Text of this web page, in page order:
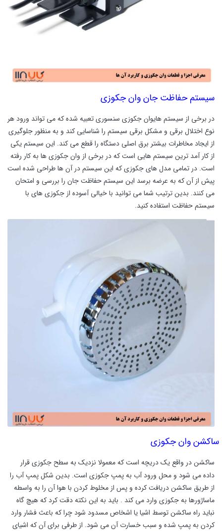
سیستم‌ حفاظت جان وان جکوزی
در برخی از سیستم هایوان جکوزی سنسوری تعبیه شده که می تواند ورود هر
نوع اختلال برقی و مشکل برقی سیستم را شناسایی کند و به منظور جلوگیری
از ایجاد مخاطرات بیشتر برق اصلی دستگاه را قطع می کند. این سیستم یکی
از کار آمد ترین سیستم هایی است که در برخی از وان جکوزی ها به کار رفته
است. در تمامی مدل های جکوزی که این سیستم در آن ها طراحی شده است
پیش از آن که به عرضه برسد این سیستم حفاظت جان را بررسی و امتحان
می کنند. بدین ترتیب شما می توانید با خیالی آسوده از جکوزی های با
سیستم حفاظت استفاده کنید.
وان جکوزی
ساکشن در واقع یک دریچه است که معمولا نزدیک به سطح جکوزی قرار
داده می شود و محل ورود آب به پمپ جکوزی است. بدین شکل پمپ آب را
از طریق ساکشن دریافت کرده و پس از مخلوط کردن با هوا آن را به واسطه
ماساژورها به جکوزی وارد می کند‌ . باید به این نکته دقت کرد که هیچ گاه
نباید راه ساکشن توسط اشیا یا اشخاص مسدود شود چرا که باعث فشار وارد
کردن به پمپ شده و سبب خسارت آن می شود. از طرفی برای آن که اشیای